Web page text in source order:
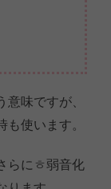
味ですが、
使います。
らにㅎ弱音化